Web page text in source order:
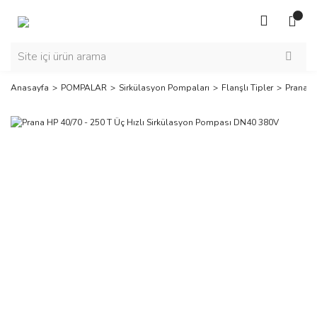
Anasayfa POMPALAR Sirkülasyon Pompaları Flanşlı Tipler Prana